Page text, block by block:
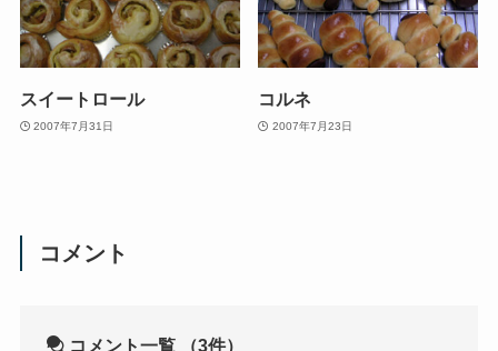
スイートロール
2007年7月31日
コルネ
2007年7月23日
コメント
コメント一覧 （3件）